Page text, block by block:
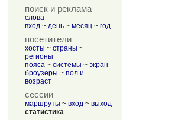
поиск и реклама
слова
вход ~ день ~ месяц ~ год
посетители
хосты ~ страны ~
регионы
пояса ~ системы ~ экран
броузеры ~ пол и
возраст
сессии
маршруты ~ вход ~ выход
статистика